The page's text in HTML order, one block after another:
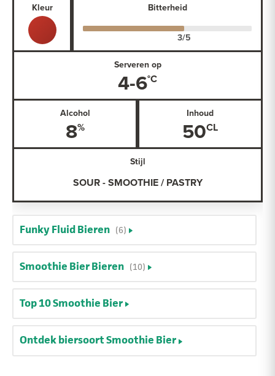
Kleur Bitterheid
Serveren op
4-6
Alcohol
8
Inhoud
50
Stijl
SOUR - SMOOTHIE / PASTRY
Funky Fluid Bieren (6)
Smoothie Bier Bieren (10)
Top 10 Smoothie Bier
Ontdek biersoort Smoothie Bier